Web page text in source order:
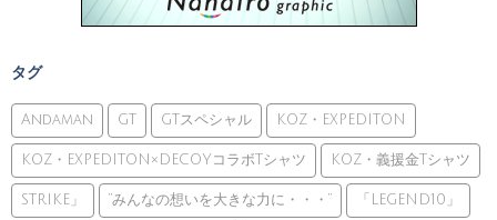
タグ
Andaman GT GTスペシャル KOZ・EXPEDITON
KOZ・EXPEDITON×DECOYコラボTシャツ KOZ・義援金Tシャツ
STRIKE」 ”みんなの想いを大きな力に・・・” 「LEGEND10」